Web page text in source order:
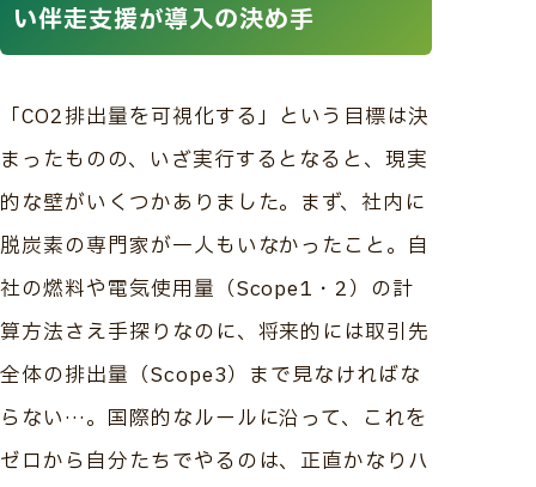
い伴走支援が導入の決め手
「CO2排出量を可視化する」という目標は決
まったものの、いざ実行するとなると、現実
的な壁がいくつかありました。まず、社内に
脱炭素の専門家が一人もいなかったこと。自
社の燃料や電気使用量（Scope1・2）の計
算方法さえ手探りなのに、将来的には取引先
全体の排出量（Scope3）まで見なければな
らない…。国際的なルールに沿って、これを
ゼロから自分たちでやるのは、正直かなりハ